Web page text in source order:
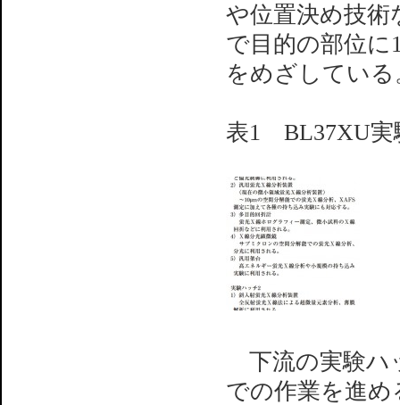
や位置決め技
で目的の部位に
をめざしている
表1 BL37XU実
下流の実験ハ
での作業を進